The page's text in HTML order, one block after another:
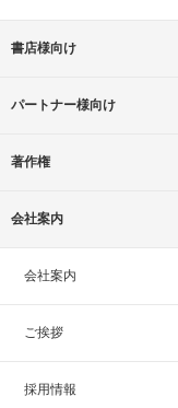
書店様向け
パートナー様向け
著作権
会社案内
会社案内
ご挨拶
採用情報